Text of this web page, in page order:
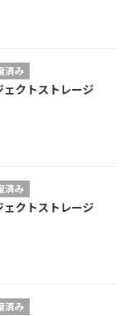
済み
ェクトストレージ
済み
ェクトストレージ
済み